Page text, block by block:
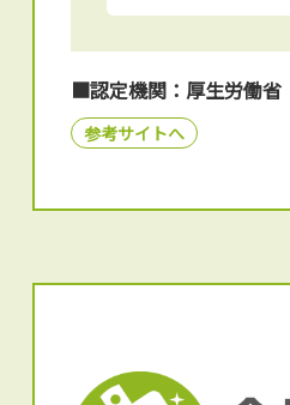
■認定機関：厚生労働省
参考サイトへ